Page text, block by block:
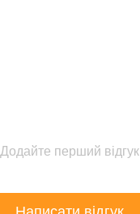
Додайте перший відгук